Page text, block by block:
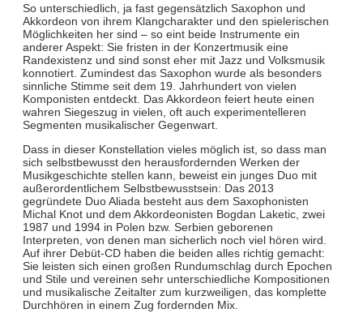
So unterschiedlich, ja fast gegensätzlich Saxophon und
Akkordeon von ihrem Klangcharakter und den spielerischen
Möglichkeiten her sind – so eint beide Instrumente ein
anderer Aspekt: Sie fristen in der Konzertmusik eine
Randexistenz und sind sonst eher mit Jazz und Volksmusik
konnotiert. Zumindest das Saxophon wurde als besonders
sinnliche Stimme seit dem 19. Jahrhundert von vielen
Komponisten entdeckt. Das Akkordeon feiert heute einen
wahren Siegeszug in vielen, oft auch experimentelleren
Segmenten musikalischer Gegenwart.
Dass in dieser Konstellation vieles möglich ist, so dass man
sich selbstbewusst den herausfordernden Werken der
Musikgeschichte stellen kann, beweist ein junges Duo mit
außerordentlichem Selbstbewusstsein: Das 2013
gegründete Duo Aliada besteht aus dem Saxophonisten
Michal Knot und dem Akkordeonisten Bogdan Laketic, zwei
1987 und 1994 in Polen bzw. Serbien geborenen
Interpreten, von denen man sicherlich noch viel hören wird.
Auf ihrer Debüt-CD haben die beiden alles richtig gemacht:
Sie leisten sich einen großen Rundumschlag durch Epochen
und Stile und vereinen sehr unterschiedliche Kompositionen
und musikalische Zeitalter zum kurzweiligen, das komplette
Durchhören in einem Zug fordernden Mix.